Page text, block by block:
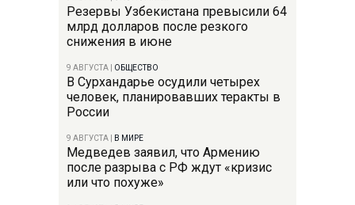
Резервы Узбекистана превысили 64
млрд долларов после резкого
снижения в июне
9 АВГУСТА ОБЩЕСТВО
В Сурхандарье осудили четырех
человек, планировавших теракты в
России
9 АВГУСТА В МИРЕ
Медведев заявил, что Армению
после разрыва с РФ ждут «кризис
или что похуже»